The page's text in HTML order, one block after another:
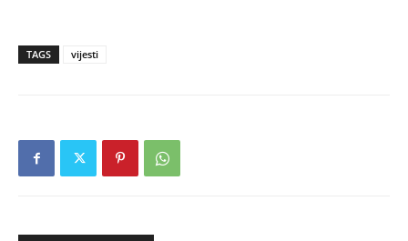
TAGS vijesti